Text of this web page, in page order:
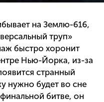
на Землю-616,
труп»
быстро хоронит
Нью-Йорка, из-за
странный
нужно будет во сне
битве, он